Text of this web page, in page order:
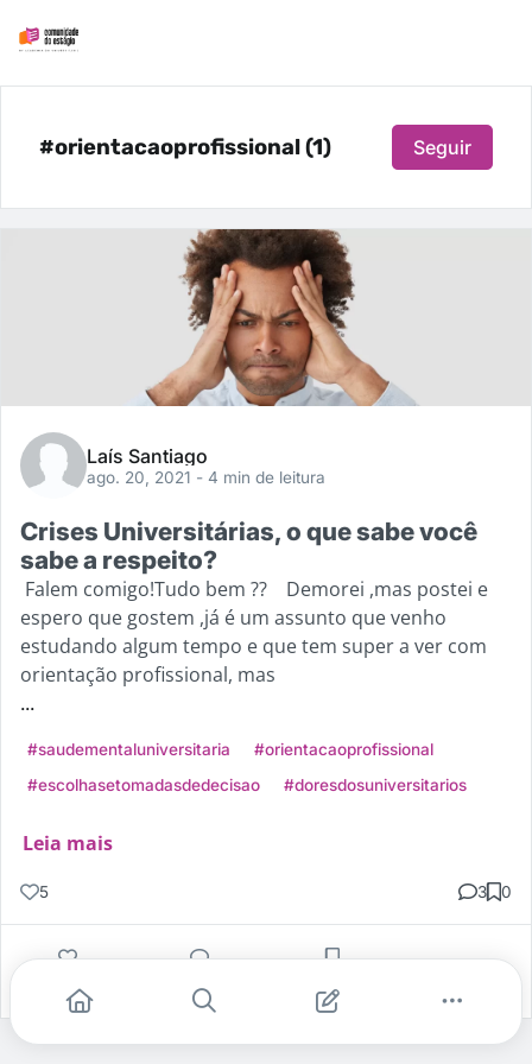
#orientacaoprofissional (1) Seguir
Laís Santiago
ago. 20, 2021 - 4 min de leitura
Crises Universitárias, o que sabe você
sabe a respeito?
Falem comigo!Tudo bem ?? Demorei ,mas postei e
espero que gostem ,já é um assunto que venho
estudando algum tempo e que tem super a ver com
orientação profissional, mas
...
#saudementaluniversitaria
#orientacaoprofissional
#escolhasetomadasdedecisao
#doresdosuniversitarios
Leia mais
5 3 0
Gostei Comentar Salvar